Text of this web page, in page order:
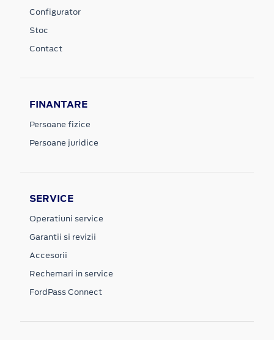
Configurator
Stoc
Contact
FINANTARE
Persoane fizice
Persoane juridice
SERVICE
Operatiuni service
Garantii si revizii
Accesorii
Rechemari in service
FordPass Connect